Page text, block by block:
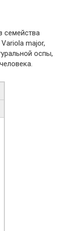
семейства
major,
оспы,